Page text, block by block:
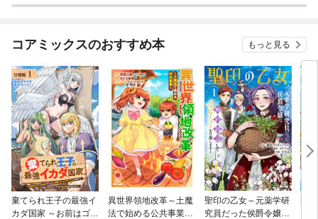
コアミックスのおすすめ本 もっと見る
棄てられ王子の最強イ
カダ国家 ～お前はゴミ
異世界領地改革～土魔
法で始める公共事業～
聖印の乙女～元薬学研
究員だった侯爵令嬢は
棄